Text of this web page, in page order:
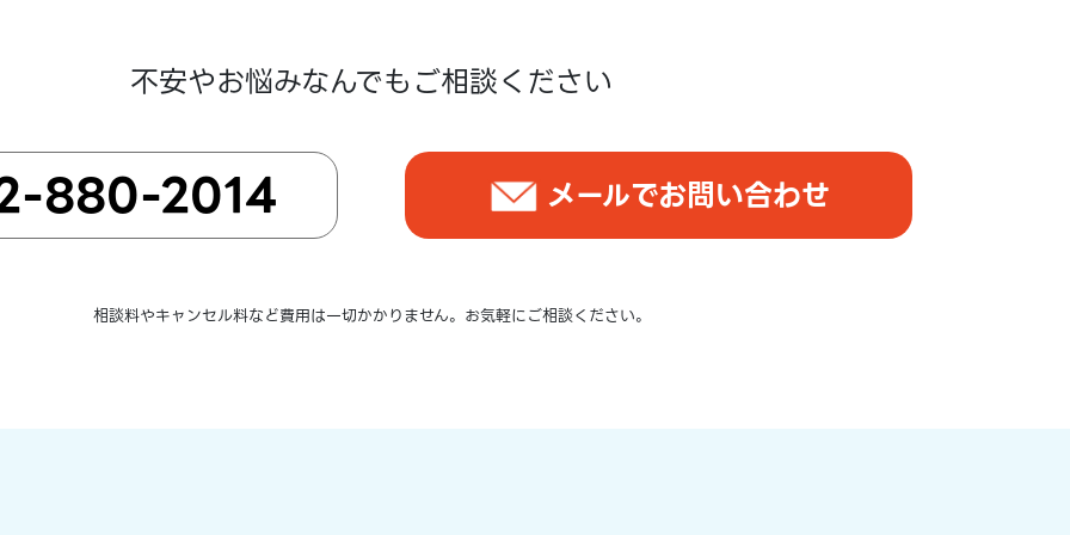
不安やお悩みなんでもご相談ください
880-2014 メールでお問い合わせ
相談料やキャンセル料など費用は一切かかりません。お気軽にご相談ください。